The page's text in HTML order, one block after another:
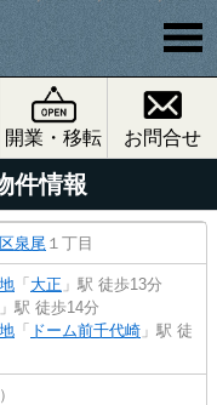
開業・移転 お問合せ
件情報
泉尾 １丁目
「大正 」駅 徒歩13分
」駅 徒歩14分
「 ドーム前千代崎 」駅 徒